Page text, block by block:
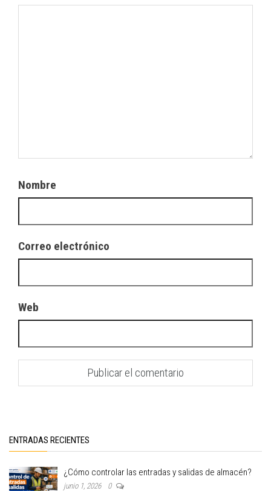
Nombre
Correo electrónico
Web
ENTRADAS RECIENTES
¿Cómo controlar las entradas y salidas de almacén?
junio 1, 2026 0